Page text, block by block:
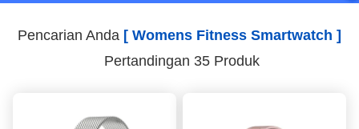
Pencarian Anda [ Womens Fitness Smartwatch ]
Pertandingan 35 Produk